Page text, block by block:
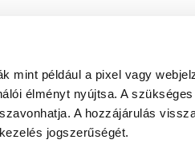
mint például a pixel vagy
élményt nyújtsa. A
A hozzájárulás
jogszerűségét.